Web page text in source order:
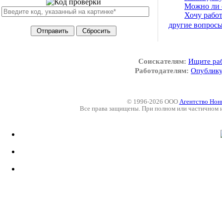
Можно ли с
Хочу
другие
Соискателям: Ищите
Работодателям:
© 1996-2026 ООО Агентство
Все права защищены. При полном или частичном